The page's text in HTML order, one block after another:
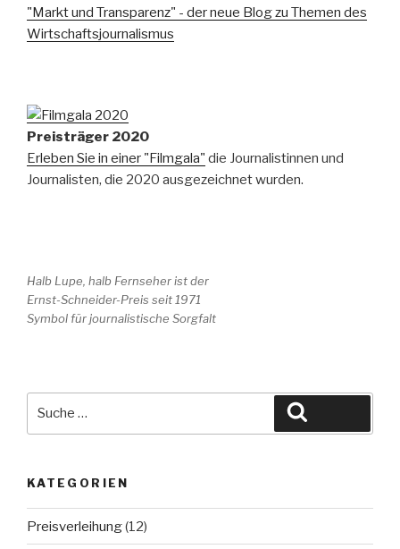
"Markt und Transparenz" - der neue Blog zu Themen des
Wirtschaftsjournalismus
Preisträger 2020
Erleben Sie in einer "Filmgala" die Journalistinnen und
Journalisten, die 2020 ausgezeichnet wurden.
Halb Lupe, halb Fernseher ist der
Ernst-Schneider-Preis seit 1971
Symbol für journalistische Sorgfalt
KATEGORIEN
Preisverleihung(12)